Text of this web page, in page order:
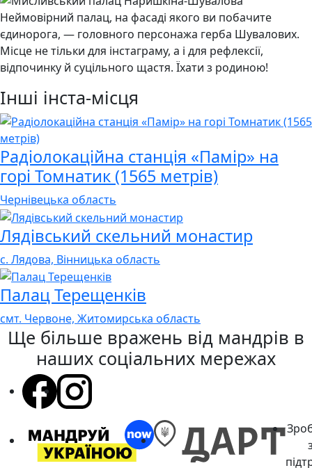
Неймовірний палац, на фасаді якого ви побачите
єдинорога, — головного персонажа герба Шувалових.
Місце не тільки для інстаграму, а і для рефлексії,
відпочинку й суцільного щастя. Їхати з родиною!
Інші інста-місця
Радіолокаційна станція «Памір» на
горі Томнатик (1565 метрів)
Чернівецька область
Лядівський скельний монастир
с. Лядова, Вінницька область
Палац Терещенків
смт. Червоне, Житомирська область
Ще більше вражень від мандрів в
наших соціальних мережах